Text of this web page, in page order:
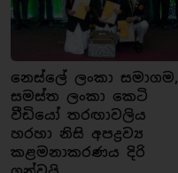
නෙස්ලේ ලංකා සමාගම,
සමස්ත ලංකා කෙටි
වීඩියෝ තරඟාවලිය
හරහා නිසි අපද්‍රව්‍ය
කළමනාකරණය දිරි